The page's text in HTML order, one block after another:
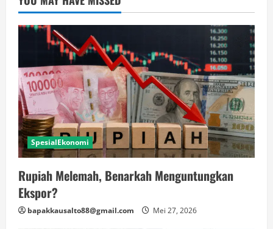
SpesialEkonomi
Rupiah Melemah, Benarkah Menguntungkan
Ekspor?
bapakkausalto88@gmail.com Mei 27, 2026